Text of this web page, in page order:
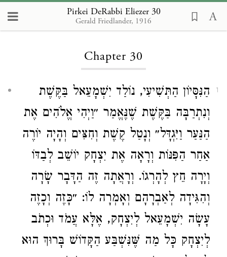
Pirkei DeRabbi Eliezer 30
Gerald Friedlander, 1916
Loading...
Chapter 30
1
הַנִּסָּיוֹן הַתְּשִׁיעִי, נוֹלַד יִשְׁמָעֵאל בַּקֶּשֶׁת
וְנִתְרַבָּה בַּקֶּשֶׁת שֶׁנֶּאֱמַר ״וַיְהִי אֱלֹהִים אֶת
הַנַּעַר וַיִּגְדָּל״ וְנָטַל קֶשֶׁת וְחִצִּים וְהָיָה יוֹרֶה
אַחַר הַפִּנּוֹת וְרָאָה אֶת יִצְחָק יוֹשֵׁב לְבַדּוֹ
וְיָרָה חֵץ לְהָרְגוֹ. וְרָאֲתָה זֶה הַדָּבָר שָׂרָה
וְהִגִּידָה לְאַבְרָהָם וְאָמְרָה לוֹ: ״כָּזֶה וְכָזֶה
עָשָׂה יִשְׁמָעֵאל לְיִצְחָק, אֶלָּא עֲמֹד וּכְתֹב
לְיִצְחָק כָּל מַה שֶּׁנִּשְׁבַּע הַקָּדוֹשׁ בָּרוּךְ הוּא